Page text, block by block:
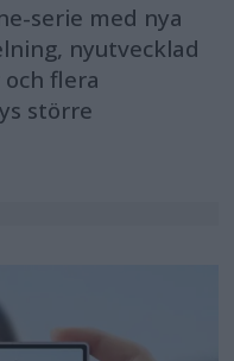
serie med nya
nyutvecklad
flera
större